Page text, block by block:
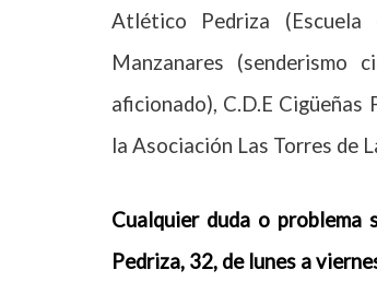
Atlético Pedriza (Escuela
Manzanares (senderismo
aficionado), C.D.E
la Asociación Las Torres de
Cualquier duda o problema
Pedriza, 32, de lunes a